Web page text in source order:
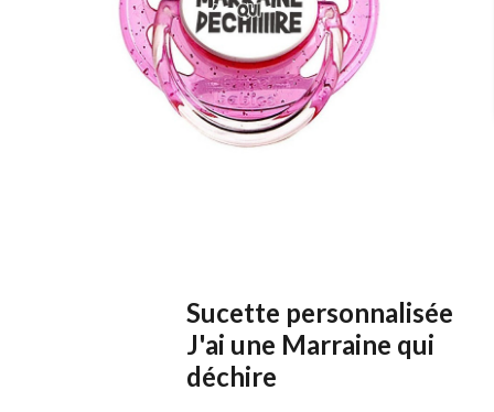
Sucette personnalisée
J'ai une Marraine qui
déchire